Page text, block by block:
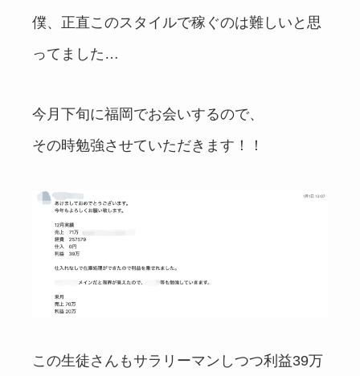
僕、正直このスタイルで稼ぐのは難しいと思
ってました…
今月下旬に福岡でお会いするので、
その時勉強させていただきます！！
この生徒さんもサラリーマンしつつ利益39万